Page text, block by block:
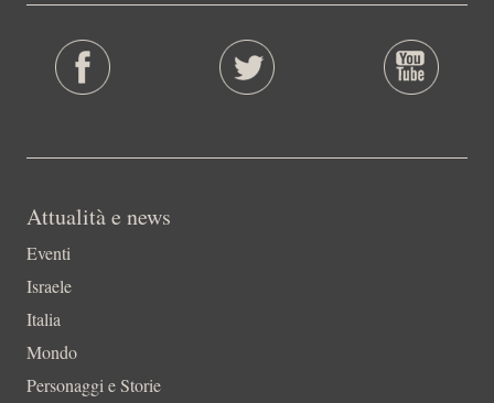
Attualità e news
Eventi
Israele
Italia
Mondo
Personaggi e Storie